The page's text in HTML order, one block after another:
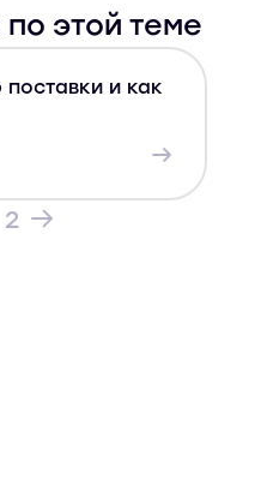
этой теме
и как
2